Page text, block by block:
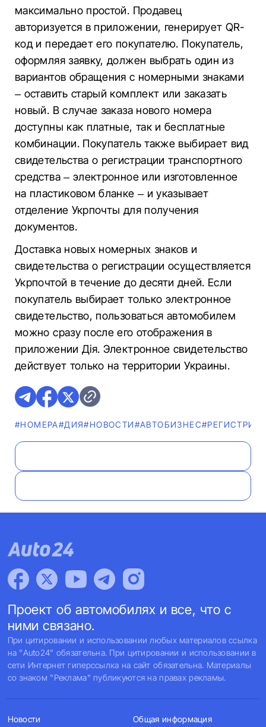
максимально простой. Продавец
авторизуется в приложении, генерирует QR-
код и передает его покупателю. Покупатель,
оформляя заявку, должен выбрать один из
вариантов обращения с номерными знаками
– оставить старый комплект или заказать
новый. В случае заказа нового номера
доступны как платные, так и бесплатные
комбинации. Покупатель также выбирает вид
свидетельства о регистрации транспортного
средства – электронное или изготовленное
на пластиковом бланке – и указывает
отделение Укрпочты для получения
документов.
Доставка новых номерных знаков и
свидетельства о регистрации осуществляется
Укрпочтой в течение до десяти дней. Если
покупатель выбирает только электронное
свидетельство, пользоваться автомобилем
можно сразу после его отображения в
приложении Дія. Электронное свидетельство
действует только на территории Украины.
#НОМЕРА#ДИЯ#НОВОСТИ#AВТОБИЗНЕС
Проект об автомобилях и все, что с
ними связано.
При цитировании и использовании любых материалов ссылка
на "Auto24" обязательна. При цитировании и использовании в
сети Интернет гиперссылка на сайт обязательна. Материалы
со знаком "Реклама" публикуются на правах рекламы.
Новости Общая информация